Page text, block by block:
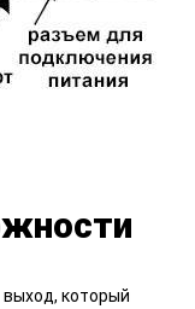
выход, который